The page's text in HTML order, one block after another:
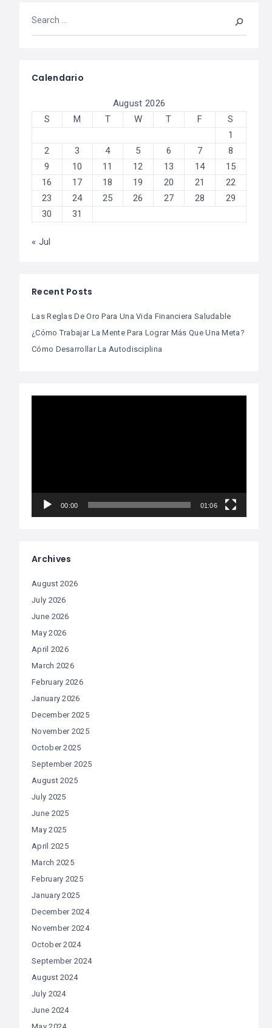
Calendario
August 2026
S
M T W T F
S
1
2
3 4 5 6 7
8
9
10 11 12 13 14
15
16
17 18 19 20 21
22
23
24 25 26 27 28
29
30
31
« Jul
Recent Posts
Las Reglas De Oro Para Una Vida Financiera Saludable
¿Cómo Trabajar La Mente Para Lograr Más Que Una Meta?
Cómo Desarrollar La Autodisciplina
00:00 01:06
Archives
August 2026
July 2026
June 2026
May 2026
April 2026
March 2026
February 2026
January 2026
December 2025
November 2025
October 2025
September 2025
August 2025
July 2025
June 2025
May 2025
April 2025
March 2025
February 2025
January 2025
December 2024
November 2024
October 2024
September 2024
August 2024
July 2024
June 2024
May 2024